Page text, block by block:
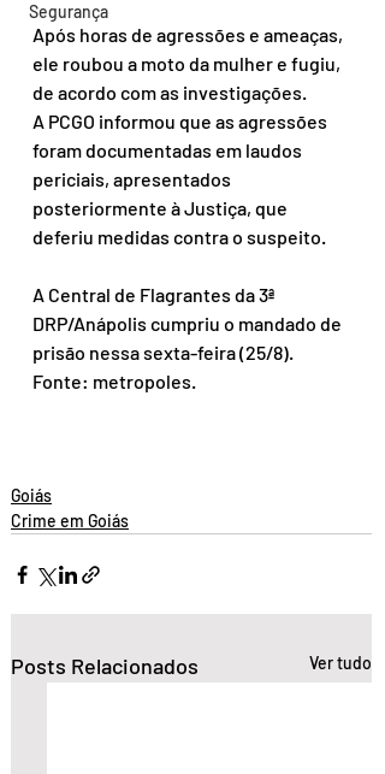
Segurança
Após horas de agressões e ameaças,
ele roubou a moto da mulher e fugiu,
de acordo com as investigações.
A PCGO informou que as agressões
foram documentadas em laudos
periciais, apresentados
posteriormente à Justiça, que
deferiu medidas contra o suspeito.
A Central de Flagrantes da 3ª
DRP/Anápolis cumpriu o mandado de
prisão nessa sexta-feira (25/8).
Fonte: metropoles.
Goiás
Crime em Goiás
Posts Relacionados Ver tudo